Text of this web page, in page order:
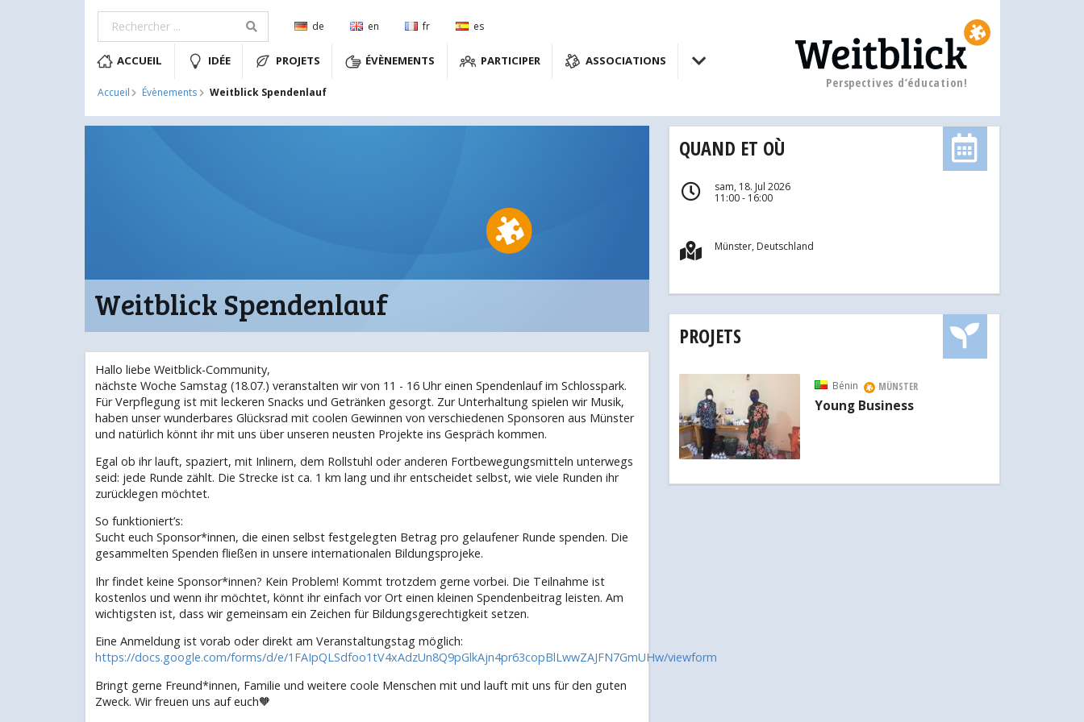
de en fr es
ACCUEIL IDÉE PROJETS ÉVÈNEMENTS PARTICIPER ASSOCIATIONS
Accueil Évènements Weitblick Spendenlauf
Perspectives d’éducation!
Weitblick Spendenlauf
Hallo liebe Weitblick-Community,
nächste Woche Samstag (18.07.) veranstalten wir von 11 - 16 Uhr einen Spendenlauf im Schlosspark.
Für Verpflegung ist mit leckeren Snacks und Getränken gesorgt. Zur Unterhaltung spielen wir Musik,
haben unser wunderbares Glücksrad mit coolen Gewinnen von verschiedenen Sponsoren aus Münster
und natürlich könnt ihr mit uns über unseren neusten Projekte ins Gespräch kommen.
Egal ob ihr lauft, spaziert, mit Inlinern, dem Rollstuhl oder anderen Fortbewegungsmitteln unterwegs
seid: jede Runde zählt. Die Strecke ist ca. 1 km lang und ihr entscheidet selbst, wie viele Runden ihr
zurücklegen möchtet.
So funktioniert’s:
Sucht euch Sponsor*innen, die einen selbst festgelegten Betrag pro gelaufener Runde spenden. Die
gesammelten Spenden fließen in unsere internationalen Bildungsprojeke.
Ihr findet keine Sponsor*innen? Kein Problem! Kommt trotzdem gerne vorbei. Die Teilnahme ist
kostenlos und wenn ihr möchtet, könnt ihr einfach vor Ort einen kleinen Spendenbeitrag leisten. Am
wichtigsten ist, dass wir gemeinsam ein Zeichen für Bildungsgerechtigkeit setzen.
Eine Anmeldung ist vorab oder direkt am Veranstaltungstag möglich:
https://docs.google.com/forms/d/e/1FAIpQLSdfoo1tV4xAdzUn8Q9pGlkAjn4pr63copBlLwwZAJFN7GmUHw/viewform
Bringt gerne Freund*innen, Familie und weitere coole Menschen mit und lauft mit uns für den guten
Zweck. Wir freuen uns auf euch🧡
QUAND ET OÙ
sam, 18. Jul 2026
11:00 - 16:00
Münster, Deutschland
PROJETS
Bénin MÜNSTER
Young Business